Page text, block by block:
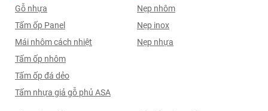
Gỗ nhựa
Tấm ốp Panel
Mái nhôm cách nhiệt
Tấm ốp nhôm
Tấm ốp đá dẻo
Tấm nhựa giả gỗ phủ ASA
Nẹp nhôm
Nẹp inox
Nẹp nhựa